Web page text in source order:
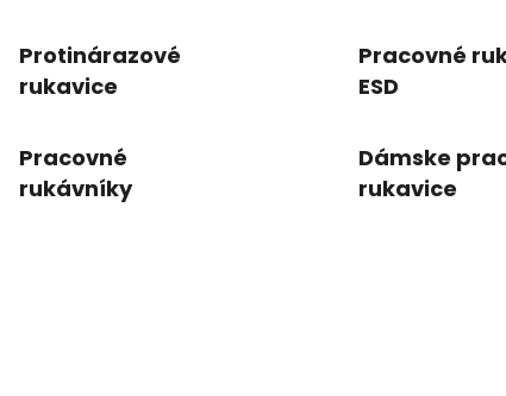
Protinárazové
rukavice
Pracovné
ESD
Pracovné
rukávníky
Dámske
rukavice